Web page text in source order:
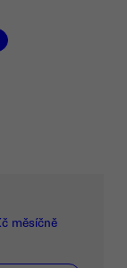
měsíčně